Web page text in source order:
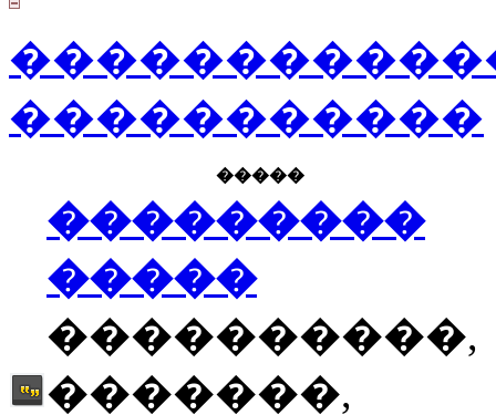
�����������
�����
���������
�����
����������,
�������,